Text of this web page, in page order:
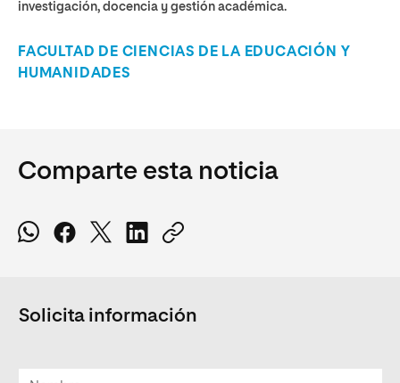
investigación, docencia y gestión académica.
FACULTAD DE CIENCIAS DE LA EDUCACIÓN Y
HUMANIDADES
Comparte esta noticia
Solicita información